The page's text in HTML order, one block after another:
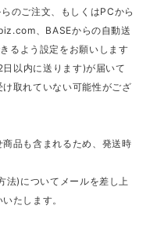
のご注文、もしくはPCから
、BASEからの自動送
るよう設定をお願いします
以内に送ります)が届いて
取れていない可能性がござ
品も含まれるため、発送時
法)についてメールを差し上
たします。